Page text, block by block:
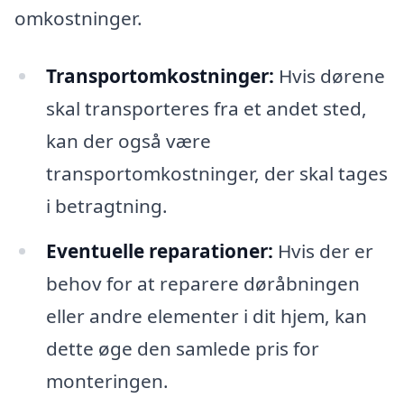
omkostninger.
Transportomkostninger: Hvis dørene
skal transporteres fra et andet sted,
kan der også være
transportomkostninger, der skal tages
i betragtning.
Eventuelle reparationer: Hvis der er
behov for at reparere døråbningen
eller andre elementer i dit hjem, kan
dette øge den samlede pris for
monteringen.